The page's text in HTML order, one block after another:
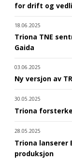
for drift og
18.06.2025
Triona TNE
Gaida
03.06.2025
Ny versjon av
30.05.2025
Triona
28.05.2025
Triona lanserer
produksjon